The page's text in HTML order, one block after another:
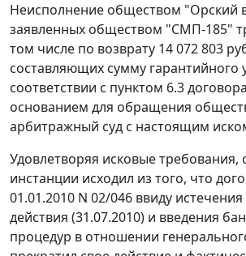
Неисполнение обществом "Орский
заявленных обществом "СМП-185"
том числе по возврату 14 072 803
составляющих сумму гарантийного
соответствии с пунктом 6.3
основанием для обращения
арбитражный суд с настоящим
Удовлетворяя исковые требования,
инстанции исходил из того, что
01.01.2010 N 02/046 ввиду истечения
действия (31.07.2010) и введения
процедур в отношении